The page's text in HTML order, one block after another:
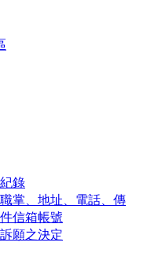
錄
掌、地址、電話、傳
信箱帳號
願之決定